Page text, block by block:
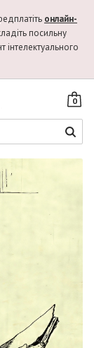
онлайн-
посильну
інтелектуального
0